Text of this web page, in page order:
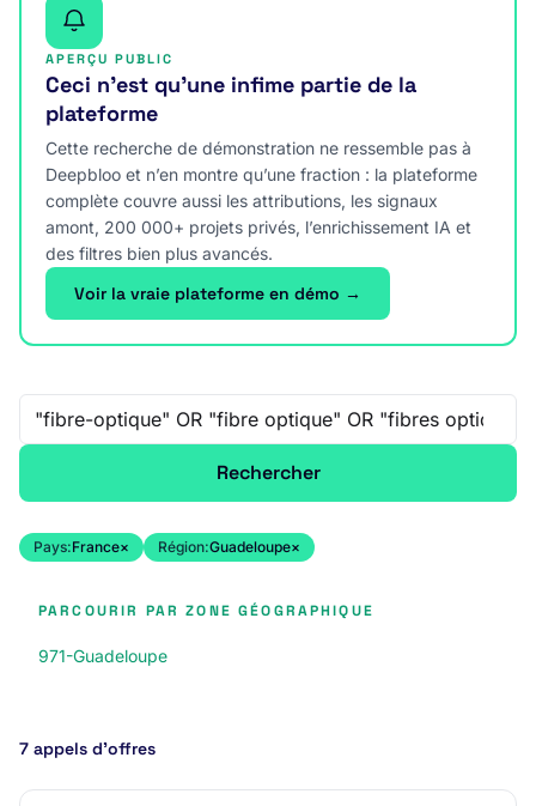
APERÇU PUBLIC
Ceci n’est qu’une infime partie de la
plateforme
Cette recherche de démonstration ne ressemble pas à
Deepbloo et n’en montre qu’une fraction : la plateforme
complète couvre aussi les attributions, les signaux
amont, 200 000+ projets privés, l’enrichissement IA et
des filtres bien plus avancés.
Voir la vraie plateforme en démo →
Recherche libre
Rechercher
Pays:France× Région:Guadeloupe×
PARCOURIR PAR ZONE GÉOGRAPHIQUE
971-Guadeloupe
7 appels d’offres